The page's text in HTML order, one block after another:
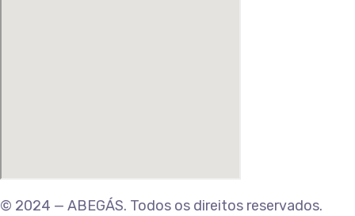
© 2024 — ABEGÁS. Todos os direitos reservados.